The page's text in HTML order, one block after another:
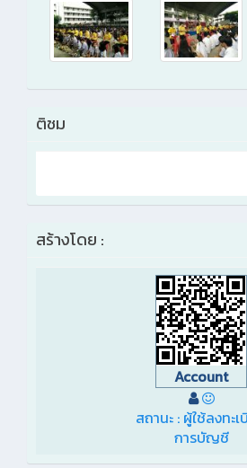
ติชม
สร้างโดย :
Account
สถานะ : ผู้ใช้ลงทะ
การบัญชี